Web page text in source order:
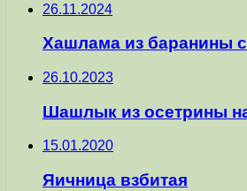
26.11.2024
Хашлама из баранины
26.10.2023
Шашлык из осетрины
15.01.2020
Яичница взбитая